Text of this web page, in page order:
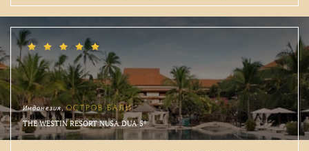
клуб с большой территорией, широкие возможности для
активного отдыха, хороший песчаный пляж и живой
красивый риф.
Индонезия,ОСТРОВ БАЛИ
THE WESTIN RESORT NUSA DUA 5*